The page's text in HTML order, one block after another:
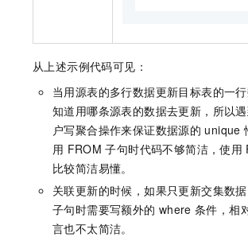
从上述示例代码可见：
当用源表的多行数据更新目标表的一
知道用哪条源表的数据去更新，所以
户写聚合操作来保证数据源的 unique
用 FROM 子句时代码不够简洁，使用
比较简洁易懂。
关联更新的时候，如果只更新交集数
子句时需要写额外的 where 条件，相
言也不太简洁。